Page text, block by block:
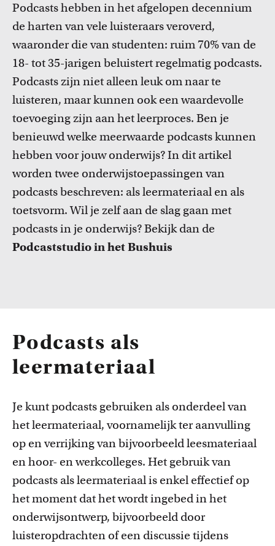
FDG
FDR
FGW
FMG
FNWI
Cursussen
faculteit.
Onderwijsinnovatie en beurzen
Leer over initiatieven en beurzen waarmee docenten
innovatieve ideeën realiseren.
Podcasts hebben in het afgelopen decennium
de harten van vele luisteraars veroverd,
waaronder die van studenten: ruim 70% van de
18- tot 35-jarigenbeluistertregelmatig podcasts.
Podcasts zijn niet alleen leuk om naar te
luisteren, maar kunnen ookeen waardevolle
toevoeging zijn aanhetleerproces. Ben je
benieuwd welke meerwaarde podcasts kunnen
hebben voor jouw onderwijs?In dit artikel
worden twee onderwijstoepassingen van
podcasts beschreven: als leermateriaal en als
toetsvorm. Wil je zelf aan de slag gaan met
podcasts in je onderwijs? Bekijk dan de
Podcaststudio in het Bushuis
Podcasts als
leermateriaal
Je kunt podcasts gebruiken als onderdeel van
het leermateriaal, voornamelijk ter aanvulling
op en verrijking van bijvoorbeeld leesmateriaal
en hoor- en werkcolleges. Het gebruik van
podcasts als leermateriaal is enkel effectief op
het moment dat het wordt ingebed in het
onderwijsontwerp, bijvoorbeeld door
luisteropdrachten of een discussie tijdens